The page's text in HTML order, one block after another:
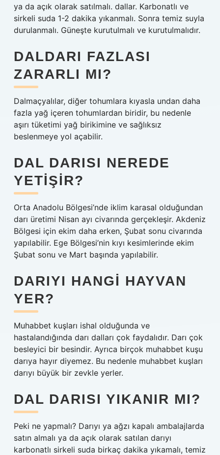
ya da açık olarak satılmalı. dallar. Karbonatlı ve
sirkeli suda 1-2 dakika yıkanmalı. Sonra temiz suyla
durulanmalı. Güneşte kurutulmalı ve kurutulmalıdır.
DALDARI FAZLASI
ZARARLI MI?
Dalmaçyalılar, diğer tohumlara kıyasla undan daha
fazla yağ içeren tohumlardan biridir, bu nedenle
aşırı tüketimi yağ birikimine ve sağlıksız
beslenmeye yol açabilir.
DAL DARISI NEREDE
YETIŞIR?
Orta Anadolu Bölgesi’nde iklim karasal olduğundan
darı üretimi Nisan ayı civarında gerçekleşir. Akdeniz
Bölgesi için ekim daha erken, Şubat sonu civarında
yapılabilir. Ege Bölgesi’nin kıyı kesimlerinde ekim
Şubat sonu ve Mart başında yapılabilir.
DARIYI HANGI HAYVAN
YER?
Muhabbet kuşları ishal olduğunda ve
hastalandığında darı dalları çok faydalıdır. Darı çok
besleyici bir besindir. Ayrıca birçok muhabbet kuşu
darıya hayır diyemez. Bu nedenle muhabbet kuşları
darıyı büyük bir zevkle yerler.
DAL DARISI YIKANIR MI?
Peki ne yapmalı? Darıyı ya ağzı kapalı ambalajlarda
satın almalı ya da açık olarak satılan darıyı
karbonatlı sirkeli suda birkaç dakika yıkamalı, temiz